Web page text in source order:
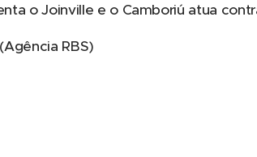
o Joinville e o Camboriú atua
RBS)